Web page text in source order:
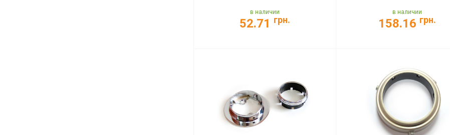
в наличии
52.71 грн.
в наличии
158.16 грн.